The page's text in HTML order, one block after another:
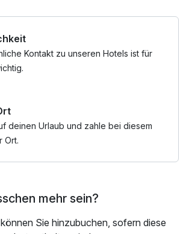
hauseigenen Biere in der
Kontakt zu unseren Hotels ist für
deinen Urlaub und zahle bei diesem
Ort.
mehr sein?
Sie hinzubuchen, sofern diese